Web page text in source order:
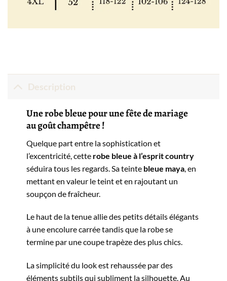
Description
Une robe bleue pour une fête de mariage
au goût champêtre !
Quelque part entre la sophistication et
l’excentricité, cette robe bleue à l’esprit country
séduira tous les regards. Sa teintebleue maya, en
mettant en valeur le teint et en rajoutant un
soupçon de fraîcheur.
Le haut de la tenue allie des petits détails élégants
à une encolure carrée tandis que la robe se
termine par une coupe trapèze des plus chics.
La simplicité du look est rehaussée par des
éléments subtils qui subliment la silhouette. Au